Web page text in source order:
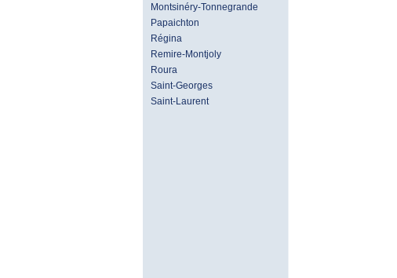
Montsinéry-Tonnegrande
Papaichton
Régina
Remire-Montjoly
Roura
Saint-Georges
Saint-Laurent